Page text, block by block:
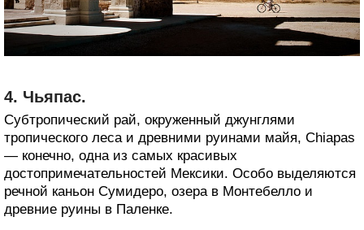
4. Чьяпас.
Субтропический рай, окруженный джунглями
тропического леса и древними руинами майя, Chiapas
— конечно, одна из самых красивых
достопримечательностей Мексики. Особо выделяются
речной каньон Сумидеро, озера в Монтебелло и
древние руины в Паленке.